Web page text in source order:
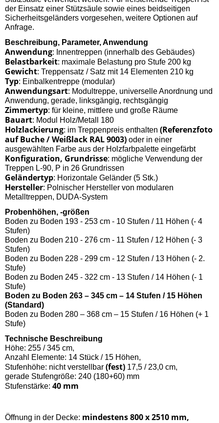
der Einsatz einer Stützsäule sowie eines beidseitigen
Sicherheitsgeländers vorgesehen, weitere Optionen auf
Anfrage.
Beschreibung, Parameter, Anwendung
Anwendung: Innentreppen (innerhalb des Gebäudes)
Belastbarkeit: maximale Belastung pro Stufe 200 kg
Gewicht: Treppensatz / Satz mit 14 Elementen 210 kg
Typ: Einbalkentreppe (modular)
Anwendungsart: Modultreppe, universelle Anordnung und
Anwendung, gerade, linksgängig, rechtsgängig
Zimmertyp: für kleine, mittlere und große Räume
Bauart: Modul Holz/Metall 180
Holzlackierung: im Treppenpreis enthalten (Referenzfoto
auf Buche / Weißlack RAL 9003) oder in einer
ausgewählten Farbe aus der Holzfarbpalette eingefärbt
Konfiguration, Grundrisse: mögliche Verwendung der
Treppen L-90, P in 26 Grundrissen
Geländertyp: Horizontale Geländer (5 Stk.)
Hersteller: Polnischer Hersteller von modularen
Metalltreppen, DUDA-System
Probenhöhen, -größen
Boden zu Boden 193 - 253 cm - 10 Stufen / 11 Höhen (- 4
Stufen)
Boden zu Boden 210 - 276 cm - 11 Stufen / 12 Höhen (- 3
Stufen)
Boden zu Boden 228 - 299 cm - 12 Stufen / 13 Höhen (- 2.
Stufe)
Boden zu Boden 245 - 322 cm - 13 Stufen / 14 Höhen (- 1
Stufe)
Boden zu Boden 263 – 345 cm – 14 Stufen / 15 Höhen
(Standard)
Boden zu Boden 280 – 368 cm – 15 Stufen / 16 Höhen (+ 1
Stufe)
Technische Beschreibung
Höhe: 255 / 345 cm,
Anzahl Elemente: 14 Stück / 15 Höhen,
Stufenhöhe: nicht verstellbar (fest) 17,5 / 23,0 cm,
gerade Stufengröße: 240 (180+60) mm
Stufenstärke: 40 mm
Öffnung in der Decke: mindestens 800 x 2510 mm,